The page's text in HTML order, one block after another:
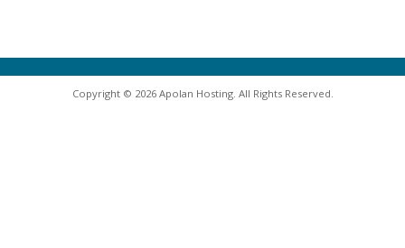
Copyright © 2026 Apolan Hosting. All Rights Reserved.